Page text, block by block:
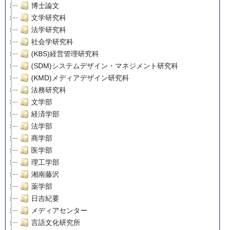
博士論文
文学研究科
法学研究科
社会学研究科
(KBS)経営管理研究科
(SDM)システムデザイン・マネジメント研究科
(KMD)メディアデザイン研究科
法務研究科
文学部
経済学部
法学部
商学部
医学部
理工学部
湘南藤沢
薬学部
日吉紀要
メディアセンター
言語文化研究所